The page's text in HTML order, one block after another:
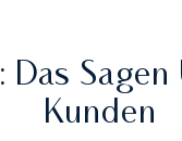
: Das Sagen
Kunden